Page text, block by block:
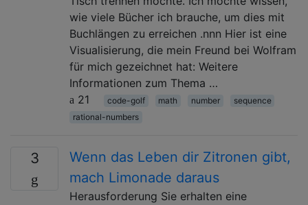
wie viele Bücher ich brauche, um dies mit
Buchlängen zu erreichen .nnn Hier ist eine
Visualisierung, die mein Freund bei Wolfram
für mich gezeichnet hat: Weitere
Informationen zum Thema …
21
code-golf math number
sequence
rational-numbers
3
Wenn das Leben dir Zitronen gibt,
mach Limonade daraus
Herausforderung Sie erhalten eine